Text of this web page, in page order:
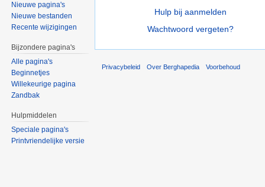
Hulp bij aanmelden
Wachtwoord vergeten?
Nieuwe pagina's
Nieuwe bestanden
Recente wijzigingen
Bijzondere pagina's
Alle pagina's
Beginnetjes
Willekeurige pagina
Zandbak
Hulpmiddelen
Speciale pagina's
Printvriendelijke versie
Privacybeleid Over Berghapedia Voorbehoud